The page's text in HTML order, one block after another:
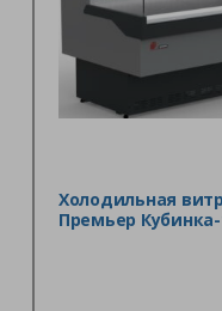
Холодильная
Премьер